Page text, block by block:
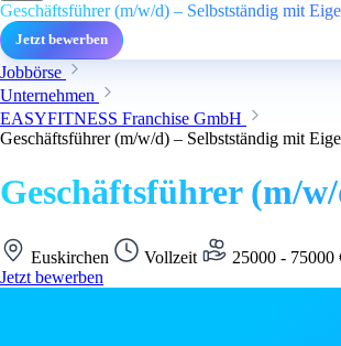
Geschäftsführer (m/w/d) – Selbstständig mit
Jetzt bewerben
Jobbörse
Unternehmen
EASYFITNESS Franchise GmbH
Geschäftsführer (m/w/d) – Selbstständig mit
Geschäftsführer (m/
Euskirchen Vollzeit 25000 - 75000
Jetzt bewerben